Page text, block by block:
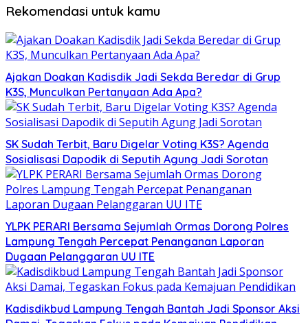
Rekomendasi untuk kamu
Ajakan Doakan Kadisdik Jadi Sekda Beredar di Grup
K3S, Munculkan Pertanyaan Ada Apa?
SK Sudah Terbit, Baru Digelar Voting K3S? Agenda
Sosialisasi Dapodik di Seputih Agung Jadi Sorotan
YLPK PERARI Bersama Sejumlah Ormas Dorong Polres
Lampung Tengah Percepat Penanganan Laporan
Dugaan Pelanggaran UU ITE
Kadisdikbud Lampung Tengah Bantah Jadi Sponsor Aksi